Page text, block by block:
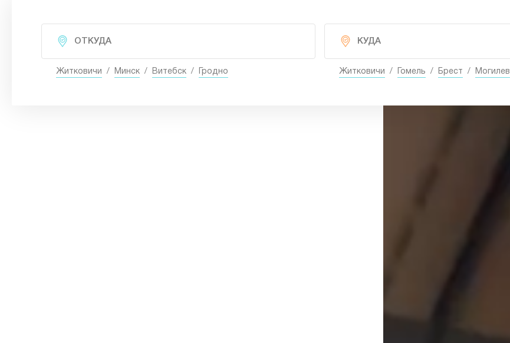
Житковичи / Минск / Витебск / Гродно Житковичи / Гомель / Брест / Могилев